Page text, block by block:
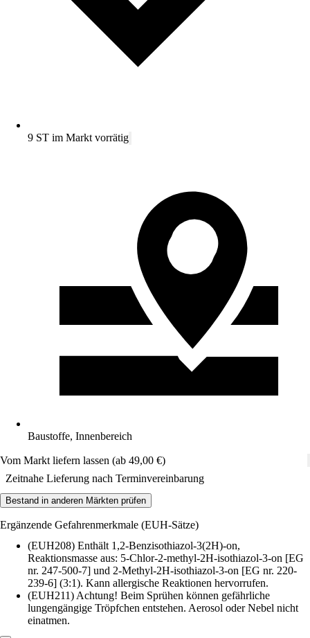
9 ST im Markt vorrätig
Baustoffe, Innenbereich
Vom Markt liefern lassen (ab 49,00 €)
Zeitnahe Lieferung nach Terminvereinbarung
Bestand in anderen Märkten prüfen
Ergänzende Gefahrenmerkmale (EUH-Sätze)
(EUH208) Enthält 1,2-Benzisothiazol-3(2H)-on,
Reaktionsmasse aus: 5-Chlor-2-methyl-2H-isothiazol-3-on [EG
nr. 247-500-7] und 2-Methyl-2H-isothiazol-3-on [EG nr. 220-
239-6] (3:1). Kann allergische Reaktionen hervorrufen.
(EUH211) Achtung! Beim Sprühen können gefährliche
lungengängige Tröpfchen entstehen. Aerosol oder Nebel nicht
einatmen.